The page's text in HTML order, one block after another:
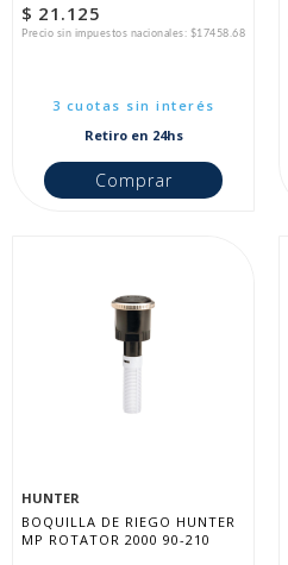
$ 21.125
Precio sin impuestos nacionales: $17458.68
3 cuotas sin interés
Retiro en 24hs
Comprar
HUNTER
BOQUILLA DE RIEGO HUNTER
MP ROTATOR 2000 90-210